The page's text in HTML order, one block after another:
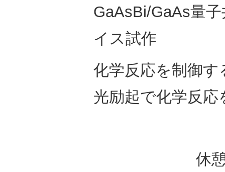
GaAsBi/GaAs量
イス試作
化学反応を制御
光励起で化学反応
休